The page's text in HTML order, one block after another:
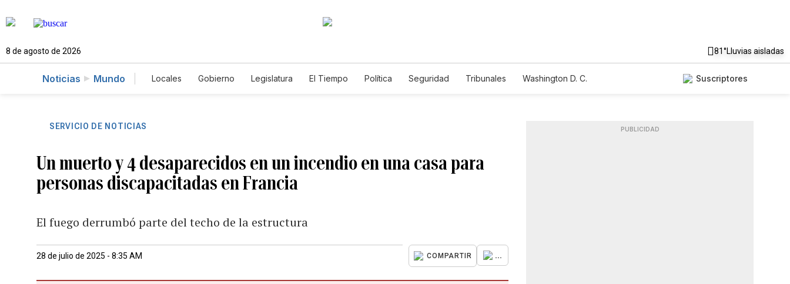
8 de agosto de 2026 81°Lluvias aisladas
Noticias Mundo Locales Gobierno Legislatura El Tiempo Política Seguridad Tribunales
Washington D. C.
Suscriptores
SERVICIO DE NOTICIAS
Un muerto y 4 desaparecidos en un incendio en una casa para
personas discapacitadas en Francia
El fuego derrumbó parte del techo de la estructura
28 de julio de 2025 - 8:35 AM COMPARTIR ...
PUBLICIDAD